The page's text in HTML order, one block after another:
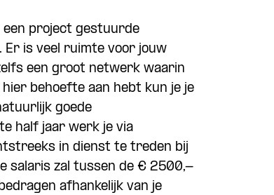
project gestuurde
Er is veel ruimte voor jouw
een groot netwerk waarin
behoefte aan hebt kun je je
goede
half jaar werk je via
in dienst te treden bij
salaris zal tussen de € 2500,-
afhankelijk van je